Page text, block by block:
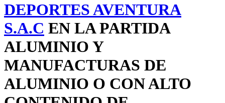
DEPORTES AVENTURA
S.A.C EN LA PARTIDA
ALUMINIO Y
MANUFACTURAS DE
ALUMINIO O CON ALTO